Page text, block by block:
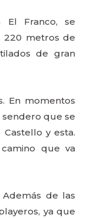
El Franco, se
220 metros de
de gran
En momentos
que se
y esta.
que va
de las
ya que